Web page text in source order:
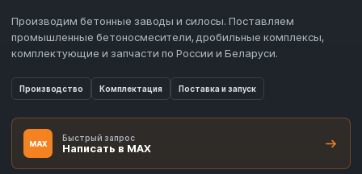
Производим бетонные заводы и силосы. Поставляем
промышленные бетоносмесители, дробильные комплексы,
комплектующие и запчасти по России и Беларуси.
Производство Комплектация Поставка и запуск
MAX
Быстрый запрос
Написать в MAX